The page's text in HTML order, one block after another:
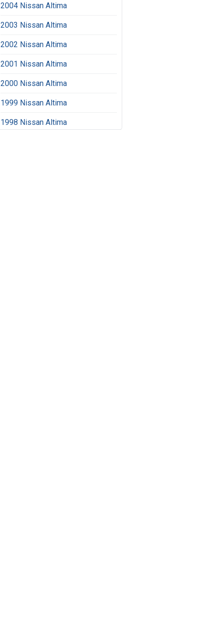
2004 Nissan Altima
2003 Nissan Altima
2002 Nissan Altima
2001 Nissan Altima
2000 Nissan Altima
1999 Nissan Altima
1998 Nissan Altima